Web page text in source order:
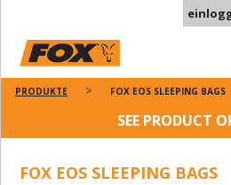
PRODUKTE FOX EOS SLEEPING BAGS
SEE PRODUCT
FOX EOS SLEEPING BAGS